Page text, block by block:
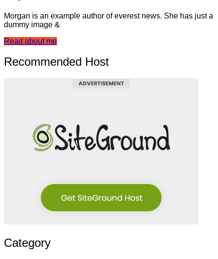
Morgan is an example author of everest news. She has just a
dummy image &
Read about me
Recommended Host
Category